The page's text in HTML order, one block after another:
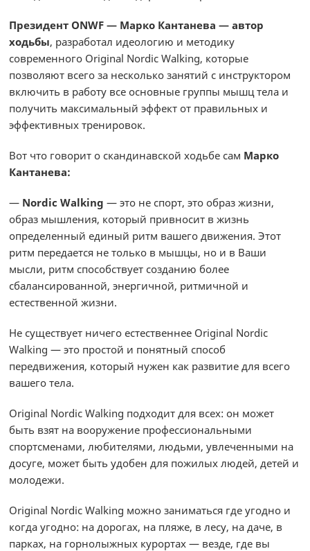
Президент ONWF — Марко Кантанева — автор
ходьбы, разработал идеологию и методику
современного Original Nordic Walking, которые
позволяют всего за несколько занятий с инструктором
включить в работу все основные группы мышц тела и
получить максимальный эффект от правильных и
эффективных тренировок.
Вот что говорит о скандинавской ходьбе сам Марко
Кантанева:
— Nordic Walking — это не спорт, это образ жизни,
образ мышления, который привносит в жизнь
определенный единый ритм вашего движения. Этот
ритм передается не только в мышцы, но и в Ваши
мысли, ритм способствует созданию более
сбалансированной, энергичной, ритмичной и
естественной жизни.
Не существует ничего естественнее Original Nordic
Walking — это простой и понятный способ
передвижения, который нужен как развитие для всего
вашего тела.
Original Nordic Walking подходит для всех: он может
быть взят на вооружение профессиональными
спортсменами, любителями, людьми, увлеченными на
досуге, может быть удобен для пожилых людей, детей и
молодежи.
Original Nordic Walking можно заниматься где угодно и
когда угодно: на дорогах, на пляже, в лесу, на даче, в
парках, на горнолыжных курортах — везде, где вы